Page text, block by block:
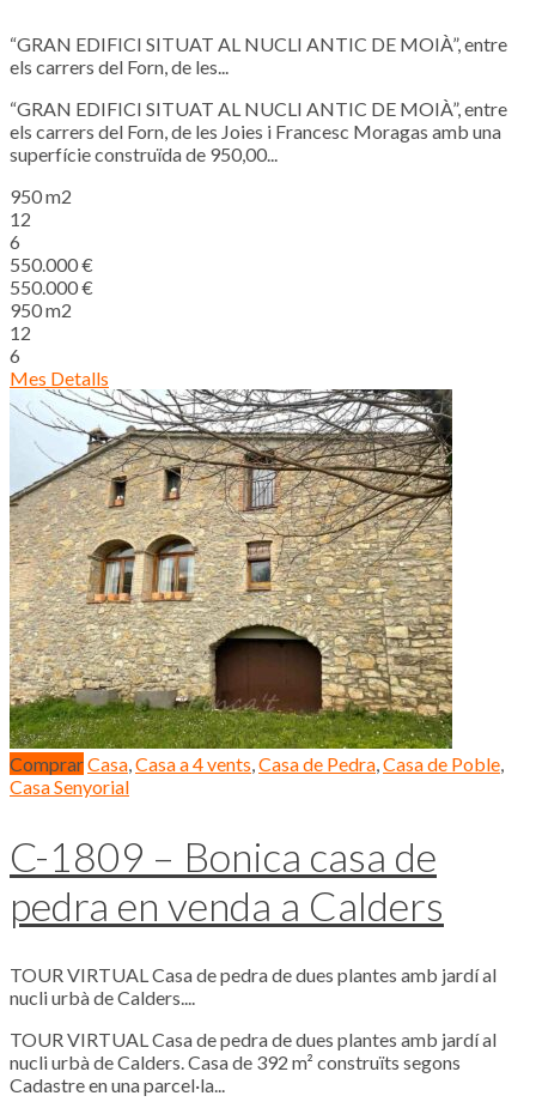
“GRAN EDIFICI SITUAT AL NUCLI ANTIC DE MOIÀ”, entre
els carrers del Forn, de les...
“GRAN EDIFICI SITUAT AL NUCLI ANTIC DE MOIÀ”, entre
els carrers del Forn, de les Joies i Francesc Moragas amb una
superfície construïda de 950,00...
950 m2
12
6
550.000 €
550.000 €
950 m2
12
6
Mes Detalls
ComprarCasa,Casa a 4 vents,Casa de Pedra,Casa de Poble,
Casa Senyorial
C-1809 – Bonica casa de
pedra en venda a Calders
TOUR VIRTUAL Casa de pedra de dues plantes amb jardí al
nucli urbà de Calders....
TOUR VIRTUAL Casa de pedra de dues plantes amb jardí al
nucli urbà de Calders. Casa de 392 m² construïts segons
Cadastre en una parcel·la...